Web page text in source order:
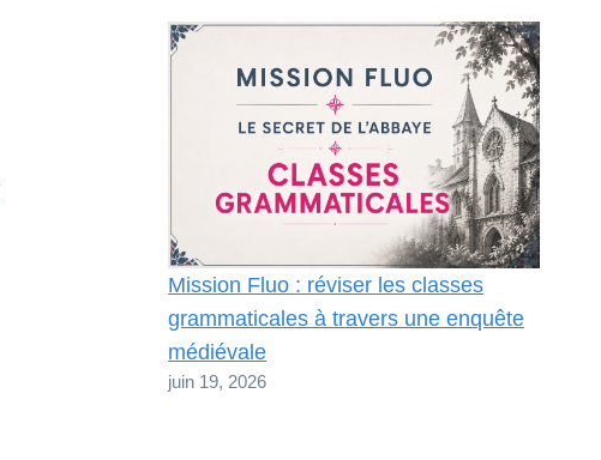
Mission Fluo : réviser les classes
grammaticales à travers une enquête
médiévale
juin 19, 2026